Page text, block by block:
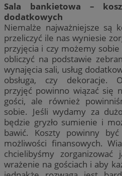
Sala bankietowa –
dodatkowych
Niemalże najważniejsze są
przeliczyć ile nas wyniesie
przyjęcia i czy możemy
obliczyć na podstawie
wynajęcia sali, usług
obsługa, czy dekoracje.
przyjęć powinno wiązać się
gości, ale również
sobie. Jeśli wydamy za
będzie gryzło sumienie i
bawić. Koszty powinny
możliwości finansowych.
chcielibyśmy
wrażenie na gościach i aby